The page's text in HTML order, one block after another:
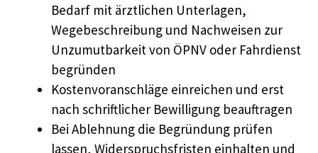
Bedarf mit ärztlichen Unterlagen,
Wegebeschreibung und Nachweisen zur
Unzumutbarkeit von ÖPNV oder Fahrdienst
begründen
Kostenvoranschläge einreichen und erst
nach schriftlicher Bewilligung beauftragen
Bei Ablehnung die Begründung prüfen
lassen, Widerspruchsfristen einhalten und